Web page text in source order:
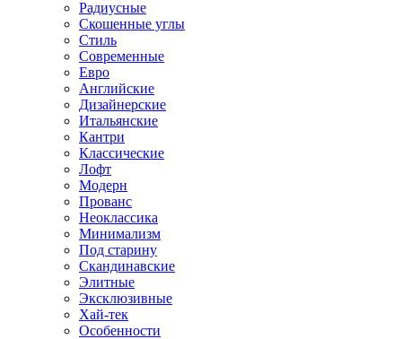
Радиусные
Скошенные углы
Стиль
Современные
Евро
Английские
Дизайнерские
Итальянские
Кантри
Классические
Лофт
Модерн
Прованс
Неоклассика
Минимализм
Под старину
Скандинавские
Элитные
Эксклюзивные
Хай-тек
Особенности